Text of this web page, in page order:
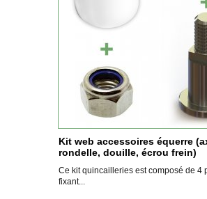
Kit web accessoires équerre
rondelle, douille, écrou frein)
Ce kit quincailleries est composé de 4
fixant...